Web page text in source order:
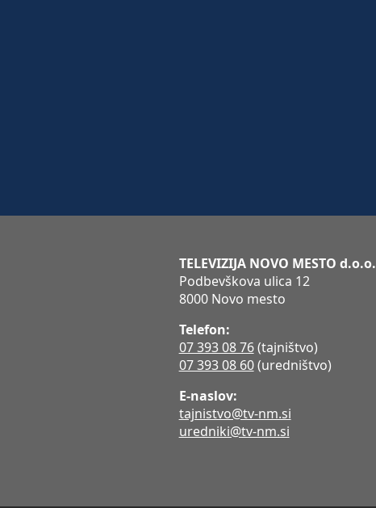
TELEVIZIJA NOVO MESTO d.o.o.
Podbevškova ulica 12
8000 Novo mesto
Telefon:
07 393 08 76(tajništvo)
07 393 08 60(uredništvo)
E-naslov:
tajnistvo@tv-nm.si
uredniki@tv-nm.si